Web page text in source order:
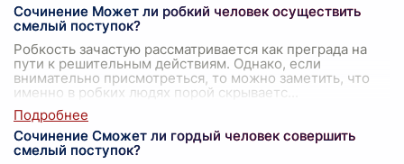
Сочинение Может ли робкий человек осуществить
смелый поступок?
Робкость зачастую рассматривается как преграда на
пути к решительным действиям. Однако, если
внимательно присмотреться, то можно заметить, что
именно в робких людях порой скрываетс
Сочинение Сможет ли гордый человек совершить
смелый поступок?